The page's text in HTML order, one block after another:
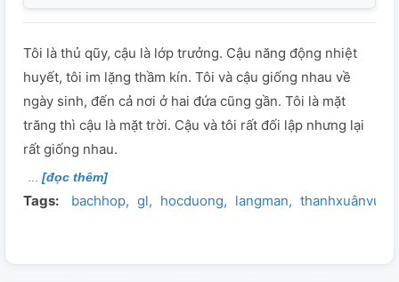
Tôi là thủ qũy, cậu là lớp trưởng. Cậu năng động nhiệt
huyết, tôi im lặng thầm kín. Tôi và cậu giống nhau về
ngày sinh, đến cả nơi ở hai đứa cũng gần. Tôi là mặt
trăng thì cậu là mặt trời. Cậu và tôi rất đối lập nhưng lại
rất giống nhau.
[đọc thêm]
Tags: bachhop gl hocduong langman